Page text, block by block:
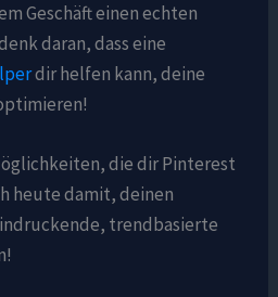
Geschäft einen echten
daran, dass eine
dir helfen kann, deine
die dir Pinterest
heute damit, deinen
trendbasierte